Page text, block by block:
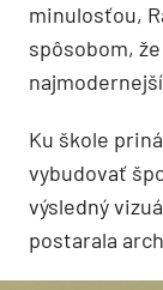
minulosťou,
spôsobom,
Ku škole
vybudovať
výsledný
postarala